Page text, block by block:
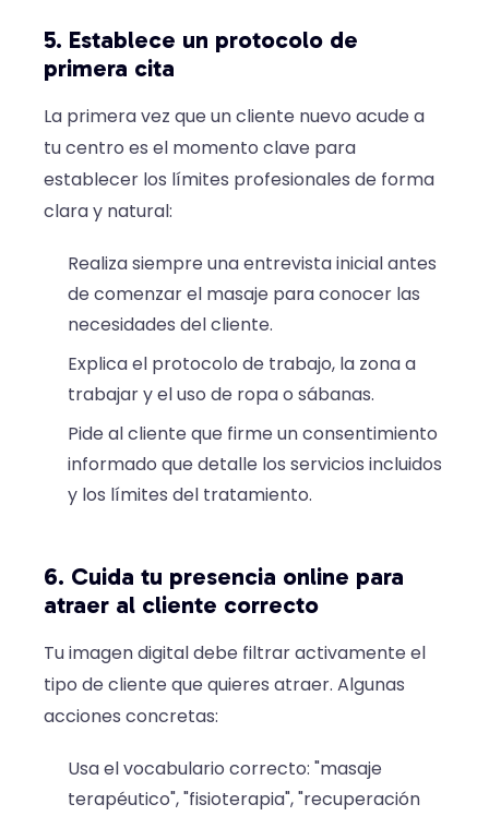
5. Establece un protocolo de
primera cita
La primera vez que un cliente nuevo acude a
tu centro es el momento clave para
establecer los límites profesionales de forma
clara y natural:
Realiza siempre una entrevista inicial antes
de comenzar el masaje para conocer las
necesidades del cliente.
Explica el protocolo de trabajo, la zona a
trabajar y el uso de ropa o sábanas.
Pide al cliente que firme un consentimiento
informado que detalle los servicios incluidos
y los límites del tratamiento.
6. Cuida tu presencia online para
atraer al cliente correcto
Tu imagen digital debe filtrar activamente el
tipo de cliente que quieres atraer. Algunas
acciones concretas:
Usa el vocabulario correcto: "masaje
terapéutico", "fisioterapia", "recuperación